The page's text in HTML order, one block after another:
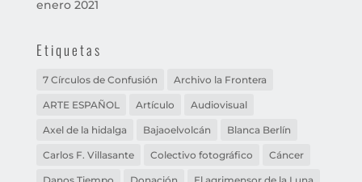
enero 2021
Etiquetas
7 Círculos de Confusión Archivo la Frontera
ARTE ESPAÑOL Artículo Audiovisual
Axel de la hidalga Bajaoelvolcán Blanca Berlín
Carlos F. Villasante Colectivo fotográfico Cáncer